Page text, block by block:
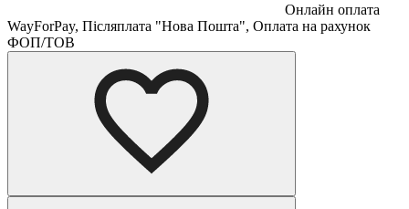
Онлайн оплата
WayForPay, Післяплата "Нова Пошта", Оплата на рахунок
ФОП/ТОВ